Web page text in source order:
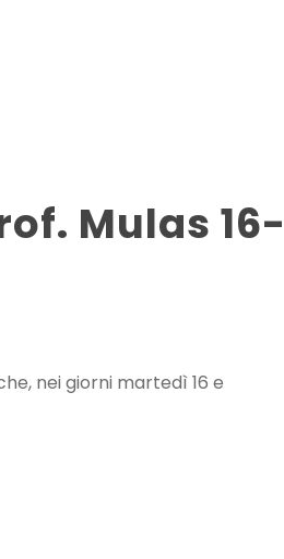
Mulas 16-
nei giorni martedì 16 e